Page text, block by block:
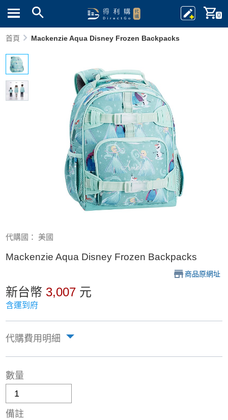
0
首頁 Mackenzie Aqua Disney Frozen Backpacks
代購國： 美國
Mackenzie Aqua Disney Frozen Backpacks
商品原網址
新台幣 3,007 元
含運到府
代購費用明細
數量
備註